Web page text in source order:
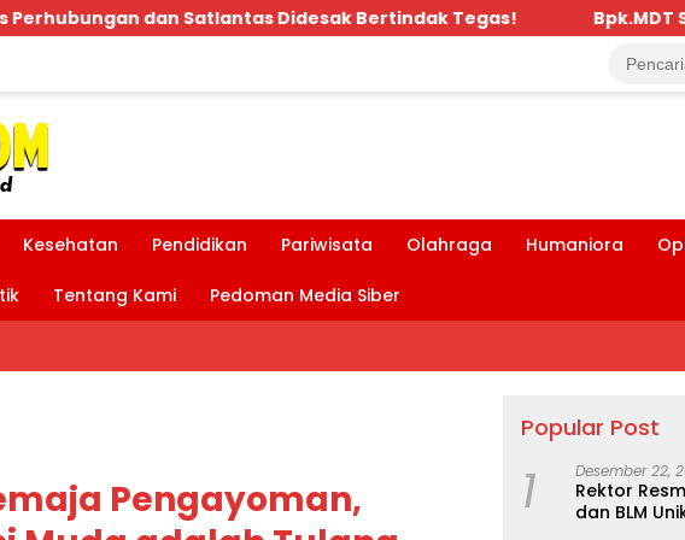
Bertindak Tegas! Bpk.MDT Spontan Bantu Rp.10 Juta,
Kesehatan Pendidikan Pariwisata Olahraga Humaniora
Tentang Kami Pedoman Media Siber
Pengayoman,
Popular Post
1 Desember 22,
Rektor
dan BLM